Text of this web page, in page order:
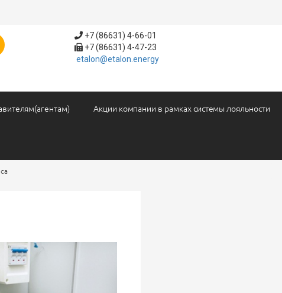
+7 (86631) 4-66-01
+7 (86631) 4-47-23
etalon@etalon.energy
Акции компании в рамках системы лояльности